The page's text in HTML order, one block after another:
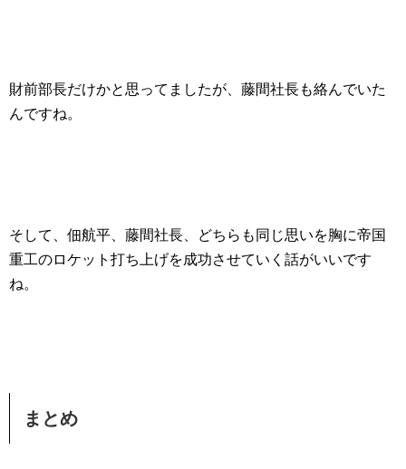
財前部長だけかと思ってましたが、藤間社長も絡んでいた
んですね。
そして、佃航平、藤間社長、どちらも同じ思いを胸に帝国
重工のロケット打ち上げを成功させていく話がいいです
ね。
まとめ